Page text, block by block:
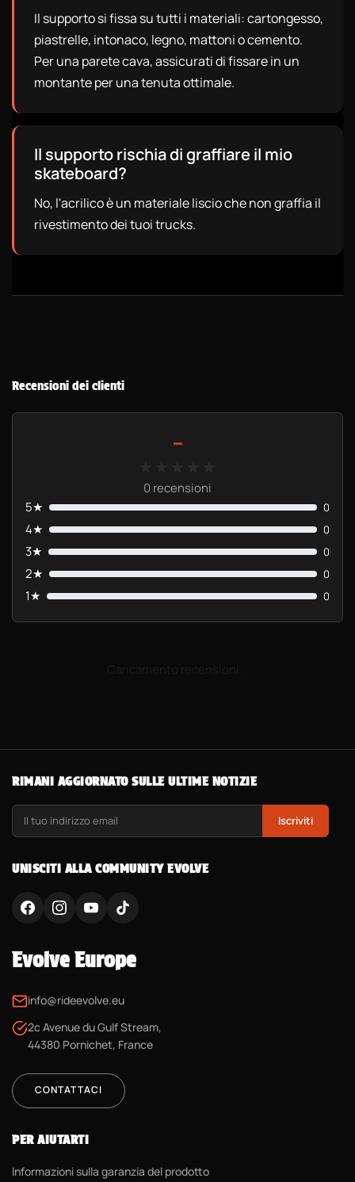
Il supporto si fissa su tutti i materiali: cartongesso,
piastrelle, intonaco, legno, mattoni o cemento.
Per una parete cava, assicurati di fissare in un
montante per una tenuta ottimale.
Il supporto rischia di graffiare il mio
skateboard?
No, l'acrilico è un materiale liscio che non graffia il
rivestimento dei tuoi trucks.
Recensioni dei clienti
-
0 recensioni
5★
0
4★ 0
3★ 0
2★ 0
1★ 0
RIMANI AGGIORNATO SULLE ULTIME NOTIZIE
Iscriviti
UNISCITI ALLA COMMUNITY EVOLVE
Evolve Europe
info@rideevolve.eu
2c Avenue du Gulf Stream,
44380 Pornichet, France
CONTATTACI
PER AIUTARTI
Informazioni sulla garanzia del prodotto